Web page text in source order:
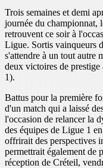
Trois semaines et demi
journée du championnat,
retrouvent ce soir à
Ligue. Sortis vainqueurs
s'attendre à un tout autre
deux victoires de
1).
Battus pour la première
d'un match qui a laissé
l'occasion de relancer la
des équipes de Ligue 1
offrirait des perspectives
permettrait également de
réception de Créteil,